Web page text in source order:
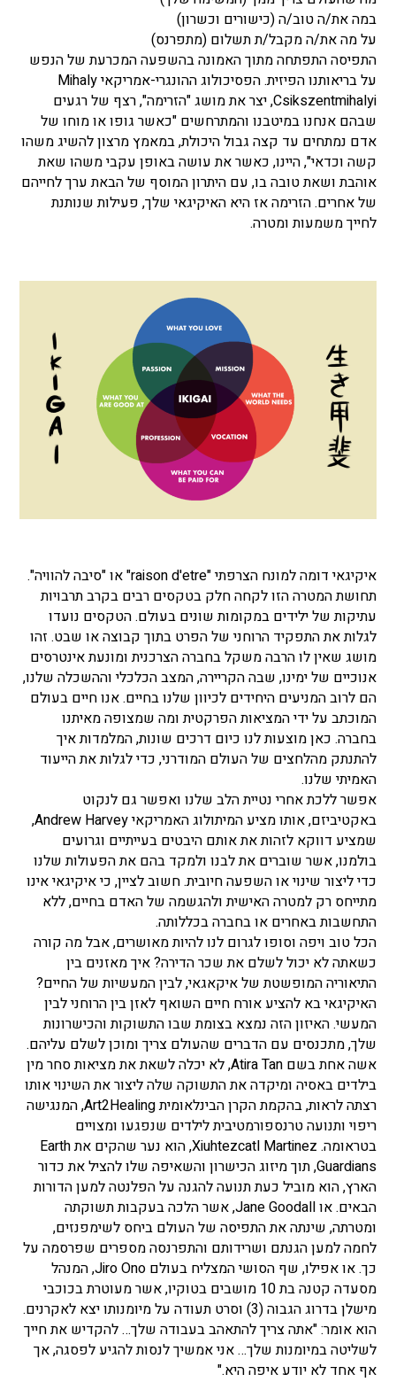
במה את/ה טוב/ה (כישורים וכשרון)
על מה את/ה מקבל/ת תשלום (מתפרנס)
התפיסה התפתחה מתוך האמונה בהשפעה המכרעת של הנפש
על בריאותנו הפיזית. הפסיכולוג ההונגרי-אמריקאי Mihaly
Csikszentmihalyi, יצר את מושג "הזרימה", רצף של רגעים
שבהם אנחנו במיטבנו והמתרחשים "כאשר גופו או מוחו של
אדם נמתחים עד קצה גבול היכולת, במאמץ מרצון להשיג משהו
קשה וכדאי", היינו, כאשר את עושה באופן עקבי משהו שאת
אוהבת ושאת טובה בו, עם היתרון המוסף של הבאת ערך לחייהם
של אחרים. הזרימה אז היא האיקיגאי שלך, פעילות שנותנת
לחייך משמעות ומטרה.
איקיגאי דומה למונח הצרפתי "raison d'etre" או "סיבה להוויה".
תחושת המטרה הזו לקחה חלק בטקסים רבים בקרב תרבויות
עתיקות של ילידים במקומות שונים בעולם. הטקסים נועדו
לגלות את התפקיד הרוחני של הפרט בתוך קבוצה או שבט. זהו
מושג שאין לו הרבה משקל בחברה הצרכנית ומונעת אינטרסים
אנוכיים של ימינו, שבה הקריירה, המצב הכלכלי וההשכלה שלנו,
הם לרוב המניעים היחידים לכיוון שלנו בחיים. אנו חיים בעולם
המוכתב על ידי המציאות הפרקטית ומה שמצופה מאיתנו
בחברה. כאן מוצעות לנו כיום דרכים שונות, המלמדות איך
להתנתק מהלחצים של העולם המודרני, כדי לגלות את הייעוד
האמיתי שלנו.
אפשר ללכת אחרי נטיית הלב שלנו ואפשר גם לנקוט
באקטיביזם, אותו מציע המיתולוג האמריקאי Andrew Harvey,
שמציע דווקא לזהות את אותם היבטים בעייתיים וגרועים
בולמנו, אשר שוברים את לבנו ולמקד בהם את הפעולות שלנו
כדי ליצור שינוי או השפעה חיובית. חשוב לציין, כי איקיגאי אינו
מתייחס רק למטרה האישית ולהגשמה של האדם בחיים, ללא
התחשבות באחרים או בחברה בכללותה.
הכל טוב ויפה וסופו לגרום לנו להיות מאושרים, אבל מה קורה
כשאתה לא יכול לשלם את שכר הדירה? איך מאזנים בין
התיאוריה המופשטת של איקאגאי, לבין המעשיות של החיים?
האיקיגאי בא להציע אורח חיים השואף לאזן בין הרוחני לבין
המעשי. האיזון הזה נמצא בצומת שבו התשוקות והכישרונות
שלך, מתכנסים עם הדברים שהעולם צריך ומוכן לשלם עליהם.
אשה אחת בשם Atira Tan, לא יכלה לשאת את מציאות סחר מין
בילדים באסיה ומיקדה את התשוקה שלה ליצור את השינוי אותו
רצתה לראות, בהקמת הקרן הבינלאומית Art2Healing, המנגישה
ריפוי ותנועה טרנספורמטיבית לילדים שנפגעו ומצויים
בטראומה. Xiuhtezcatl Martinez, הוא נער שהקים את Earth
Guardians, תוך מיזוג הכישרון והשאיפה שלו להציל את כדור
הארץ, הוא מוביל כעת תנועה להגנה על הפלנטה למען הדורות
הבאים. או Jane Goodall, אשר הלכה בעקבות תשוקתה
ומטרתה, שינתה את התפיסה של העולם ביחס לשימפנזים,
לחמה למען הגנתם ושרידותם והתפרנסה מספרים שפרסמה על
כך. או אפילו, שף הסושי המצליח בעולם Jiro Ono, המנהל
מסעדה קטנה בת 10 מושבים בטוקיו, אשר מעוטרת בכוכבי
מישלן בדרוג הגבוה (3) וסרט תעודה על מיומנותו יצא לאקרנים.
הוא אומר: "אתה צריך להתאהב בעבודה שלך… להקדיש את חייך
לשליטה במיומנות שלך… אני אמשיך לנסות להגיע לפסגה, אך
אף אחד לא יודע איפה היא."